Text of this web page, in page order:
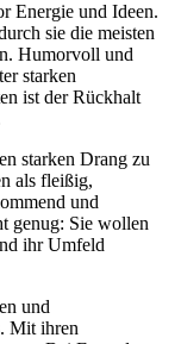
Energie und Ideen.
sie die meisten
Humorvoll und
starken
ist der Rückhalt
starken Drang zu
als fleißig,
und
genug: Sie wollen
ihr Umfeld
und
Mit ihren